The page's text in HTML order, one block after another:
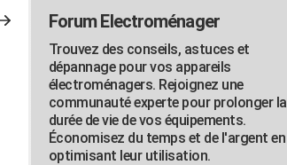
Forum Electroménager
Trouvez des conseils, astuces et
dépannage pour vos appareils
électroménagers. Rejoignez une
communauté experte pour prolonger la
durée de vie de vos équipements.
Économisez du temps et de l'argent en
optimisant leur utilisation.